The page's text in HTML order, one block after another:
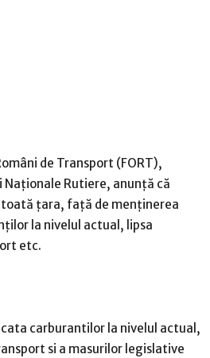
de Transport (FORT),
Rutiere, anunţă că
ţara, faţă de menţinerea
la nivelul actual, lipsa
etc.
carburantilor la nivelul actual,
si a masurilor legislative